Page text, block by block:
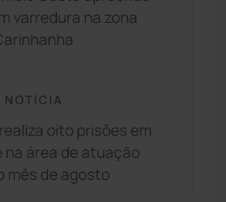
varredura na zona
NOTÍCIA
oito prisões em
área de atuação
mês de agosto